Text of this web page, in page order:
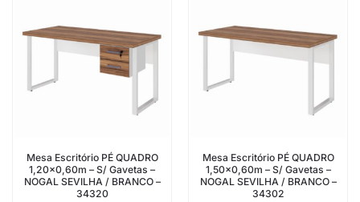
Mesa Escritório PÉ QUADRO
1,20×0,60m – S/ Gavetas –
NOGAL SEVILHA / BRANCO –
34320
Mesa Escritório PÉ QUADRO
1,50×0,60m – S/ Gavetas –
NOGAL SEVILHA / BRANCO –
34302